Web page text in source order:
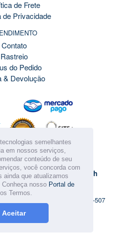
semelhantes
em nossos serviços,
conteúdo de seu
você concorda com
ainda que atualizamos
. Conheça nosso Portal de
Termos.
Aceitar
de Frete
de Privacidade
Contato
Rastreio
do Pedido
& Devolução
FALE CONOSCO!
Sáb. das 07:30h às 21:00h
- Distrito Federal - CEP. 72.300-507